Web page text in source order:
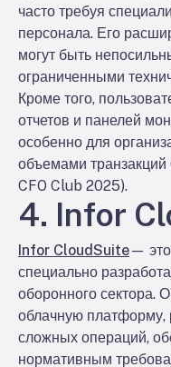
часто требуя
персонала. Его
могут быть
ограниченными
Кроме того,
отчетов и панелей
особенно для
объемами
CFO Club 2025).
4. Infor
Infor CloudSuite—
специально
оборонного сектора.
облачную
сложных операций,
нормативным